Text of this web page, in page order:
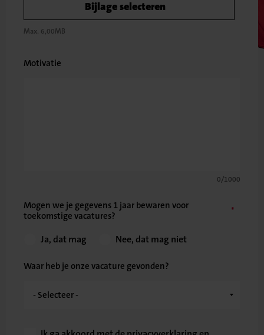
Bijlage selecteren
Max. 6,00MB
Motivatie
0/1000
Mogen we je gegevens 1 jaar bewaren voor
toekomstige vacatures?
Ja, dat mag Nee, dat mag niet
Waar heb je onze vacature gevonden?